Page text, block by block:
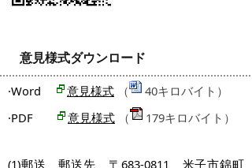
意見様式ダウンロード
·Word 意見様式 （
40キロバイト）
·PDF
意見様式 （ 179キロバイト）
(1)郵送 郵送先 〒683-0811 米子市錦町